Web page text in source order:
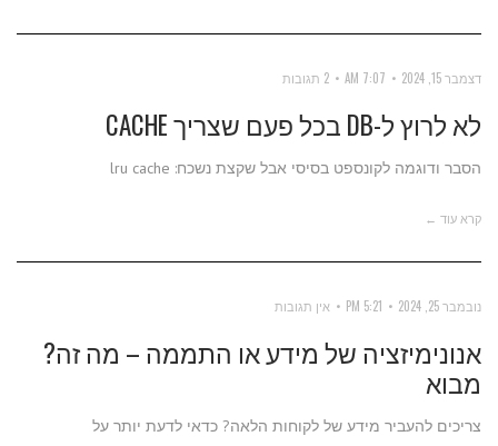
דצמבר 15, 2024 7:07 AM 2 תגובות
לא לרוץ ל-DB בכל פעם שצריך CACHE
הסבר ודוגמה לקונספט בסיסי אבל שקצת נשכח: lru cache
קרא עוד ←
נובמבר 25, 2024 5:21 PM אין תגובות
אנונימיזציה של מידע או התממה – מה זה?
מבוא
צריכים להעביר מידע של לקוחות הלאה? כדאי לדעת יותר על